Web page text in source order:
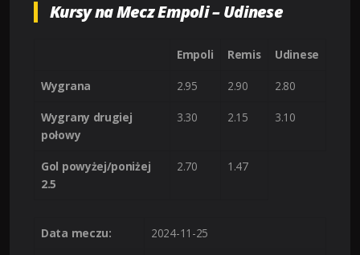
Kursy na Mecz Empoli – Udinese
Empoli Remis Udinese
Wygrana 2.95 2.90 2.80
Wygrany drugiej
połowy
3.30 2.15 3.10
Gol powyżej/poniżej
2.5
2.70 1.47
Data meczu: 2024-11-25